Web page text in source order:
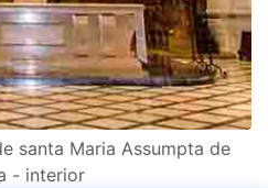
santa Maria Assumpta de
- interior